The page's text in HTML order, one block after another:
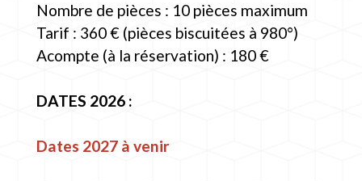
Nombre de pièces : 10 pièces maximum
Tarif : 360 € (pièces biscuitées à 980°)
Acompte (à la réservation) : 180 €
DATES 2026 :
Dates 2027 à venir